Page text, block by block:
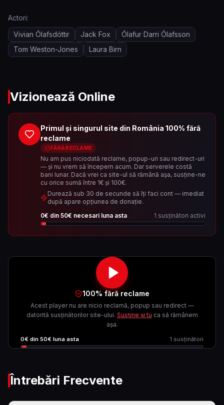
Actori:
Vivian Ólafsdóttir
Jack Fox
Ólafur Darri Ólafsson
Tom Weston-Jones
Laura Birn
Vizionează Online
Primul și singurul site din România 100% fără
reclame
FĂRĂ RECLAME
Nu am pus niciodată reclame, popup-uri sau redirect-uri
— și nu vrem să începem acum. Dar serverele costă
bani lunar. Dacă vrei ca site-ul să rămână așa, susține-ne
cu orice sumă între 1€ și 100€.
Durează sub 30 de secunde să îți faci cont — imediat
după apare opțiunea de donație.
0€ din 50€ necesari luna asta 1 susținători activi
100% fără reclame
Acest player nu are nicio reclamă, popup sau redirect —
datorită susținătorilor site-ului. Susține și tu ca să rămânem
așa.
0€ din 50€ luna asta 1 susținători
Întrebări Frecvente